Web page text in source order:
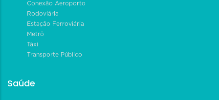
Conexão Aeroporto
Rodoviária
Estação Ferroviária
Metrô
Táxi
Transporte Público
Saúde